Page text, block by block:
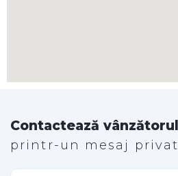
Contactează vânzătorul
printr-un mesaj privat